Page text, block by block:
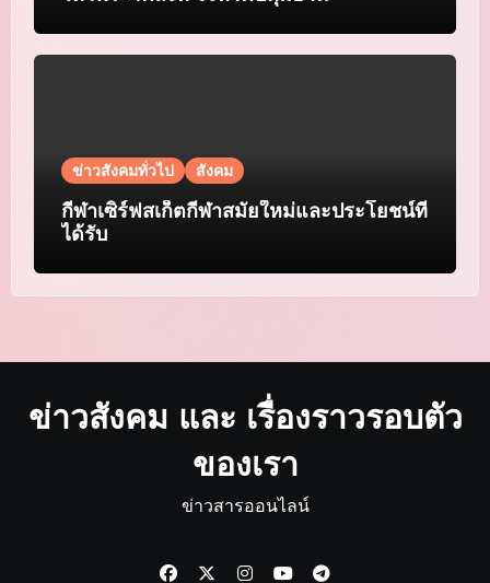
ข่าวสังคมทั่วไป สังคม
กีฬาเซิร์ฟสเก็ตกีฬาสมัยใหม่และประโยชน์ที่
ได้รับ
ข่าวสังคม และ เรื่องราวรอบตัว
ของเรา
ข่าวสารออนไลน์